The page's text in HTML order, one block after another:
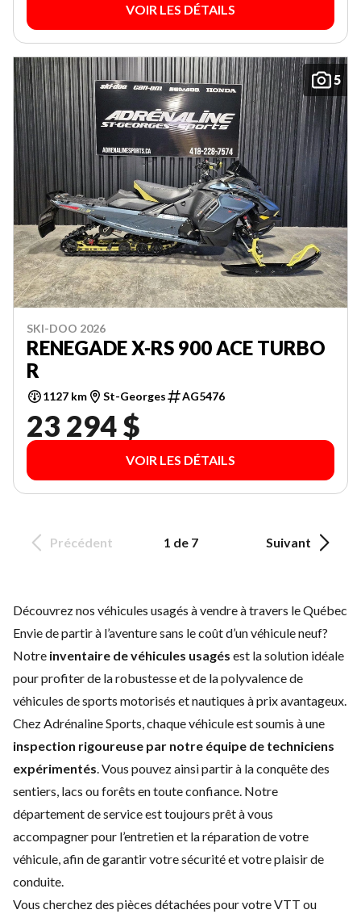
VOIR LES DÉTAILS
5
SKI-DOO 2026
RENEGADE X-RS 900 ACE TURBO
R
1127 km St-Georges AG5476
23 294 $
VOIR LES DÉTAILS
Précédent 1 de 7 Suivant
Découvrez nos véhicules usagés à vendre à travers le Québec
Envie de partir à l’aventure sans le coût d’unvéhicule neuf?
Notre inventaire de véhicules usagés est la solution idéale
pour profiter de la robustesse et de la polyvalence de
véhicules de sports motorisés et nautiques à prix avantageux.
Chez Adrénaline Sports, chaque véhicule est soumis à une
inspection rigoureuse par notre équipe de techniciens
expérimentés. Vous pouvez ainsi partir à la conquête des
sentiers, lacs ou forêts en toute confiance. Notre
département de serviceest toujours prêt à vous
accompagner pour l’entretien et la réparation de votre
véhicule, afin de garantir votre sécurité et votre plaisir de
conduite.
Vous cherchez des pièces détachées pour votre VTT ou